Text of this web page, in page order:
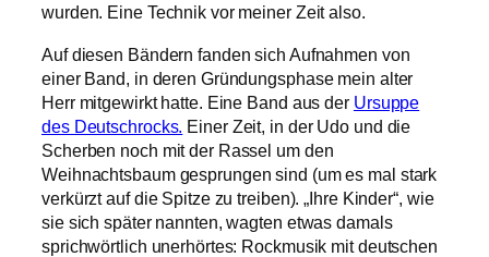
wurden. Eine Technik vor meiner Zeit also.
Auf diesen Bändern fanden sich Aufnahmen von
einer Band, in deren Gründungsphase mein alter
Herr mitgewirkt hatte. Eine Band aus der Ursuppe
des Deutschrocks. Einer Zeit, in der Udo und die
Scherben noch mit der Rassel um den
Weihnachtsbaum gesprungen sind (um es mal stark
verkürzt auf die Spitze zu treiben). „Ihre Kinder“, wie
sie sich später nannten, wagten etwas damals
sprichwörtlich unerhörtes: Rockmusik mit deutschen